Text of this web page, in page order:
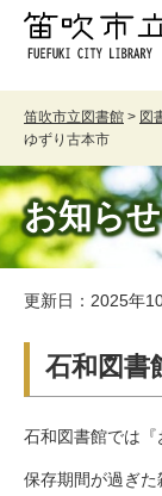
笛吹市立図書館 > 図
ゆずり古本市
お知らせ
更新日：2025年
石和図
石和図書館では『
保存期間が過ぎ